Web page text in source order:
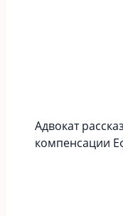
Адвокат
компенсации